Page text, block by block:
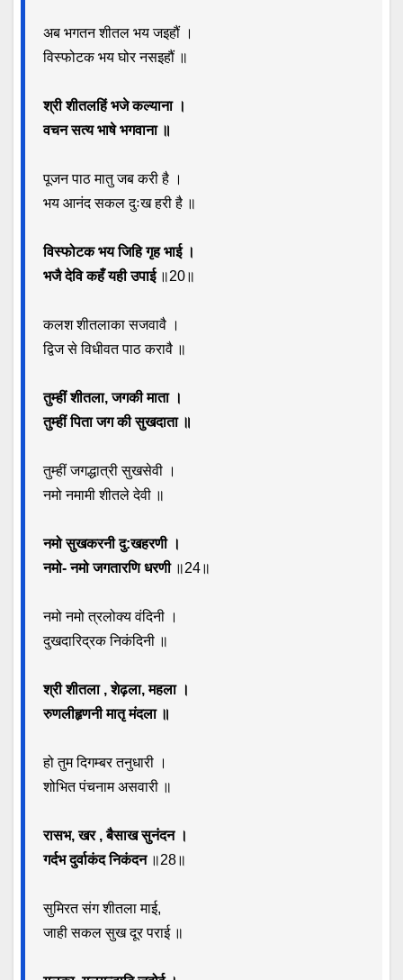
अब भगतन शीतल भय जइहौं ।
विस्फोटक भय घोर नसइहौं ॥
श्री शीतलहिं भजे कल्याना ।
वचन सत्य भाषे भगवाना ॥
पूजन पाठ मातु जब करी है ।
भय आनंद सकल दुःख हरी है ॥
विस्फोटक भय जिहि गृह भाई ।
भजै देवि कहँ यही उपाई॥20॥
कलश शीतलाका सजवावै ।
द्विज से विधीवत पाठ करावै ॥
तुम्हीं शीतला, जगकी माता ।
तुम्हीं पिता जग की सुखदाता ॥
तुम्हीं जगद्धात्री सुखसेवी ।
नमो नमामी शीतले देवी ॥
नमो सुखकरनी दु:खहरणी ।
नमो- नमो जगतारणि धरणी॥24॥
नमो नमो त्रलोक्य वंदिनी ।
दुखदारिद्रक निकंदिनी ॥
श्री शीतला , शेढ़ला, महला ।
रुणलीहृणनी मातृ मंदला ॥
हो तुम दिगम्बर तनुधारी ।
शोभित पंचनाम असवारी ॥
रासभ, खर , बैसाख सुनंदन ।
गर्दभ दुर्वाकंद निकंदन॥28॥
सुमिरत संग शीतला माई,
जाही सकल सुख दूर पराई ॥